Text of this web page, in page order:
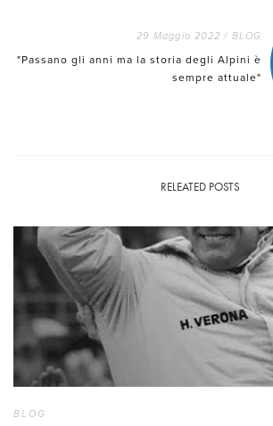
29 Maggio 2022 / BLOG
"Passano gli anni ma la storia degli Alpini è
sempre attuale"
RELEATED POSTS
BLOG